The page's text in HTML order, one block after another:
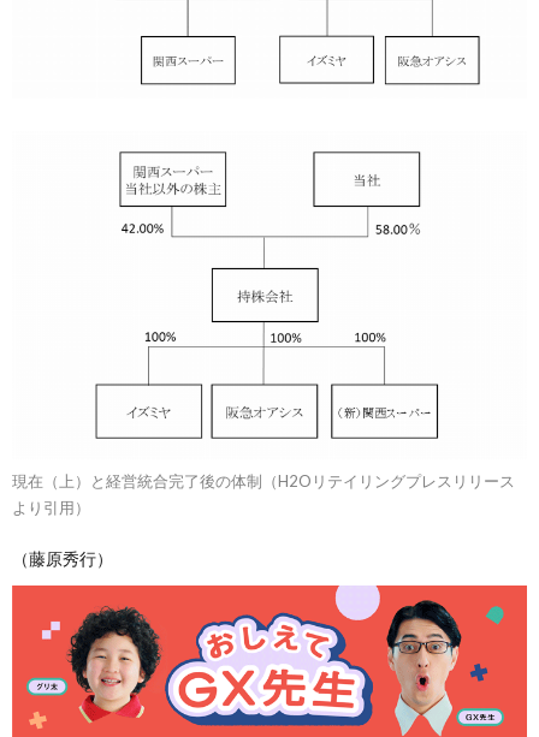
現在（上）と経営統合完了後の体制（H2Oリテイリングプレスリリース
より引用）
（藤原秀行）